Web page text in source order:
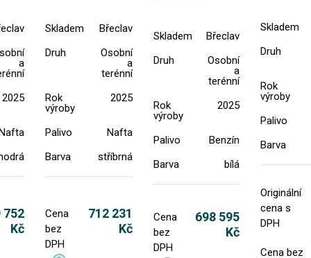
a
2025
752
Kč
Skladem
Břeclav
Druh
Osobní
a
terénní
Rok
výroby
2025
Palivo
Nafta
Barva
stříbrná
Cena
bez
DPH
712 231
Kč
Skladem
Břeclav
Druh
Osobní
a
terénní
Rok
výroby
2025
Palivo
Benzín
Barva
bílá
Cena
bez
DPH
698 595
Kč
Skladem
Druh
Rok
výroby
Palivo
Barva
Originální
cena s
DPH
Cena bez